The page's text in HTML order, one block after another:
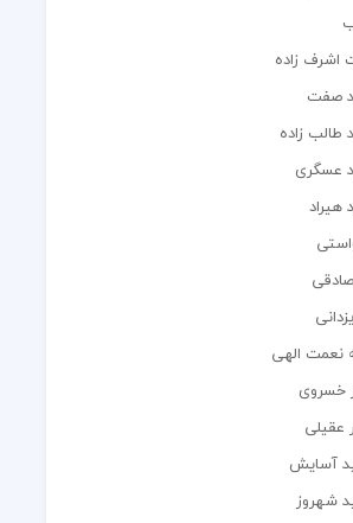
زاده
صفت
زاده
عسگری
نعمت الهی
خسروی
عقیلی
آسایش
شهروز